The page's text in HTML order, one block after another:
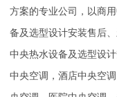
方案的专业公司，以商
备及选型设计安装售后
中央热水设备及选型设
中央空调，酒店中央空